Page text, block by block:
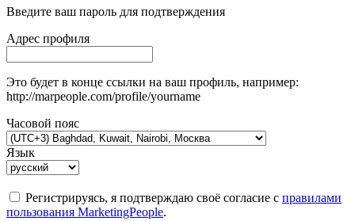
Введите ваш пароль для подтверждения
Адрес профиля
Это будет в конце ссылки на ваш профиль, например:
http://marpeople.com/profile/yourname
Часовой пояс
Язык
Регистрируясь, я подтверждаю своё согласие с правилами
пользования MarketingPeople.